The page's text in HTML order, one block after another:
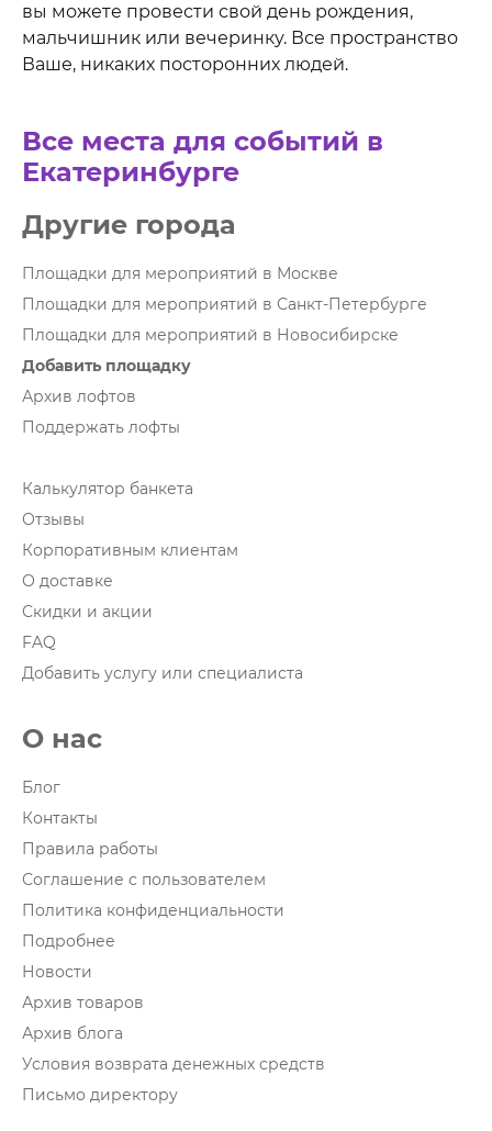
вы можете провести свой день рождения,
мальчишник или вечеринку. Все пространство
Ваше, никаких посторонних людей.
Все места для событий в
Екатеринбурге
Другие города
Площадки для мероприятий в Москве
Площадки для мероприятий в Санкт-Петербурге
Площадки для мероприятий в Новосибирске
Добавить площадку
Архив лофтов
Поддержать лофты
Калькулятор банкета
Отзывы
Корпоративным клиентам
О доставке
Скидки и акции
FAQ
Добавить услугу или специалиста
О нас
Блог
Контакты
Правила работы
Соглашение с пользователем
Политика конфиденциальности
Подробнее
Новости
Архив товаров
Архив блога
Условия возврата денежных средств
Письмо директору